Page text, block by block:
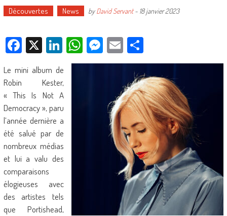
Découvertes News byDavid Servant- 18 janvier 2023
Facebook
X LinkedIn
WhatsApp
Messenger
EmailPartager
Le mini album de
Robin Kester,
« This Is Not A
Democracy », paru
l’année dernière a
été salué par de
nombreux médias
et lui a valu des
comparaisons
élogieuses avec
des artistes tels
que Portishead,